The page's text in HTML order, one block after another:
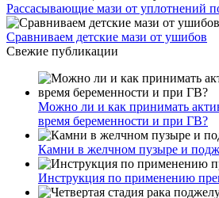
Рассасывающие мази от уплотнений
Сравниваем детские мази от ушибов
Свежие публикации
Можно ли и как принимать
время беременности и при ГВ?
Камни в желчном пузыре и
Инструкция по применению